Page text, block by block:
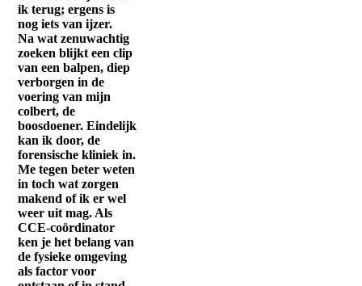
ik terug; ergens is
nog iets van ijzer.
Na wat zenuwachtig
zoeken blijkt een clip
van een balpen, diep
verborgen in de
voering van mijn
colbert, de
boosdoener. Eindelijk
kan ik door, de
forensische kliniek in.
Me tegen beter weten
in toch wat zorgen
makend of ik er wel
weer uit mag. Als
CCE-coördinator
ken je het belang van
de fysieke omgeving
als factor voor